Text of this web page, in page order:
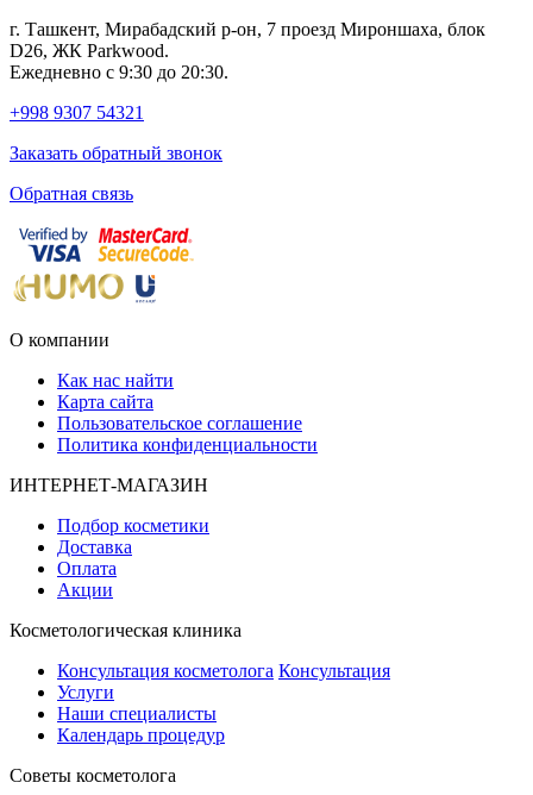
г. Ташкент, Мирабадский р-он, 7 проезд Мироншаха, блок
D26, ЖК Раrkwood.
Ежедневно с 9:30 до 20:30.
+998 9307 54321
Заказать обратный звонок
Обратная связь
О компании
Как нас найти
Карта сайта
Пользовательское соглашение
Политика конфиденциальности
ИНТЕРНЕТ-МАГАЗИН
Подбор косметики
Доставка
Оплата
Акции
Косметологическая клиника
Консультация косметолога Консультация
Услуги
Наши специалисты
Календарь процедур
Cоветы косметолога